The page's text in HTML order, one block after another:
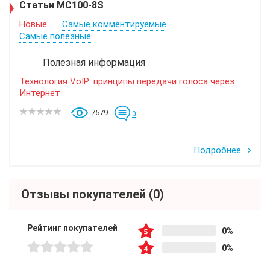
Статьи MC100-8S
Новые
Самые комментируемые
Самые полезные
Полезная информация
Технология VoIP: принципы передачи голоса через
Интернет
7579 0
...
Подробнее
Отзывы покупателей (0)
Рейтинг покупателей
0%
0%